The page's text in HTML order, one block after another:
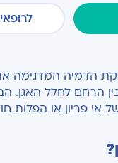
הדמיה המדגימה
הרחם לחלל האגן.
אי פריון או הפלות